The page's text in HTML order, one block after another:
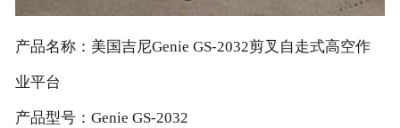
伸缩式叉装机
产品名称：美国吉尼Genie GS-2032剪叉自走式高空作
业平台
产品型号：Genie GS-2032